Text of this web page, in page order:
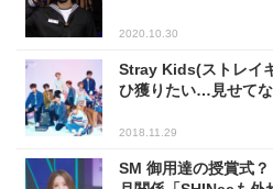
2020.10.30
Stray Kids(ストレイ
ひ獲りたい…見せてな
2018.11.29
SM 御用達の授賞式